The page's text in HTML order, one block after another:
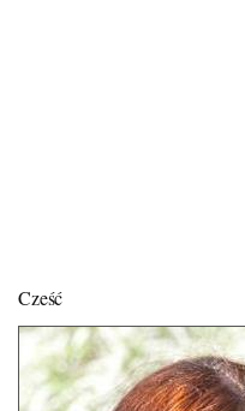
Cześć